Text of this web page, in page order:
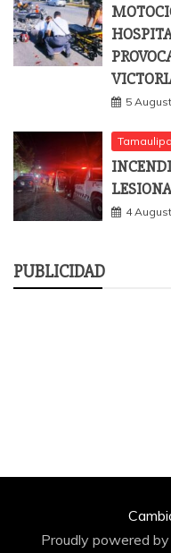
5
4
PUBLICIDAD
Proudly powered